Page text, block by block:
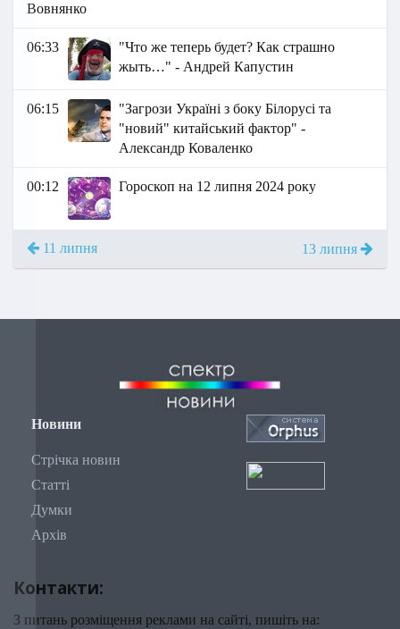
Вовнянко
06:33
"Что же теперь будет? Как страшно
жыть…" - Андрей Капустин
06:15
"Загрози Україні з боку Білорусі та
"новий" китайський фактор" -
Александр Коваленко
00:12 Гороскоп на 12 липня 2024 року
11 липня 13 липня
Новини
Стрічка новин
Статті
Думки
Архів
Контакти:
З питань розміщення реклами на сайті, пишіть на: